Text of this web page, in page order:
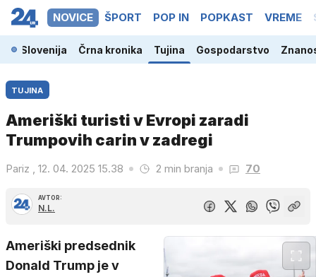
NOVICE ŠPORT POP IN POPKAST VREME
Slovenija Črna kronika Tujina Gospodarstvo
TUJINA
Ameriški turisti v Evropi zaradi
Trumpovih carin v zadregi
Pariz , 12. 04. 2025 15.38 2 min branja 70
AVTOR:
N.L.
Ameriški predsednik
Donald Trump je v